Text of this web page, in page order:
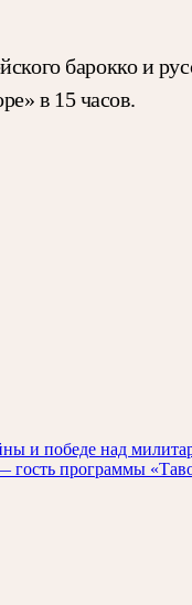
барокко и
в 15 часов.
и победе над
гость программы